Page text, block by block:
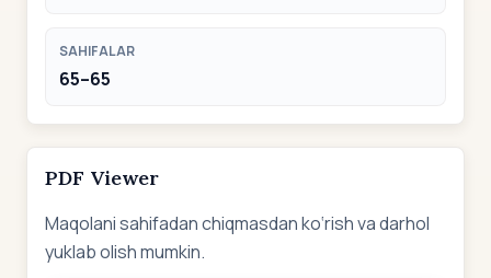
SAHIFALAR
65–65
PDF Viewer
Maqolani sahifadan chiqmasdan ko‘rish va darhol
yuklab olish mumkin.